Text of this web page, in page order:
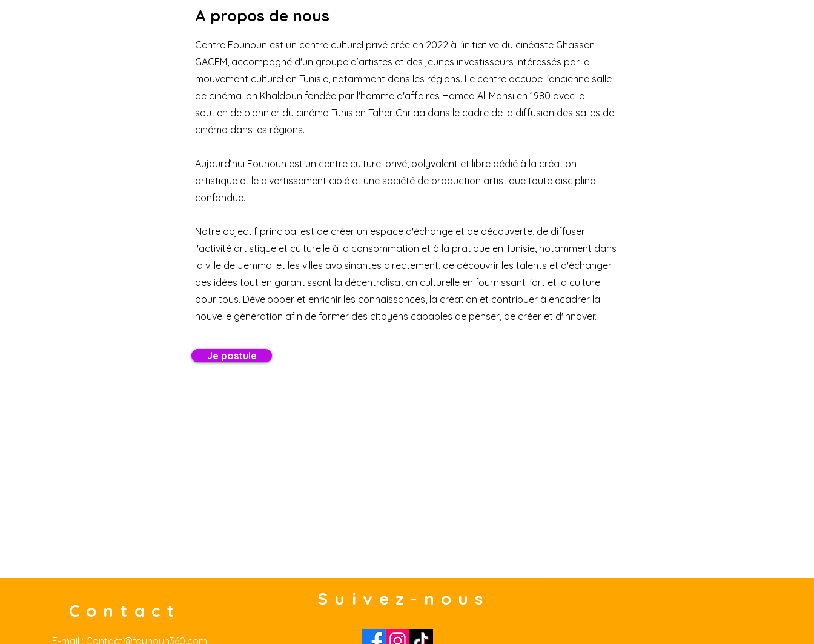
A propos de nous
Centre Founoun est un centre culturel privé crée en 2022 à l'initiative du cinéaste Ghassen
GACEM, accompagné d'un groupe d’artistes et des jeunes investisseurs intéressés par le
mouvement culturel en Tunisie, notamment dans les régions. Le centre occupe l'ancienne salle
de cinéma Ibn Khaldoun fondée par l'homme d'affaires Hamed Al-Mansi en 1980 avec le
soutien de pionnier du cinéma Tunisien Taher Chriaa dans le cadre de la diffusion des salles de
cinéma dans les régions.
Aujourd’hui Founoun est un centre culturel privé, polyvalent et libre dédié à la création
artistique et le divertissement ciblé et une société de production artistique toute discipline
confondue.
Notre objectif principal est de créer un espace d'échange et de découverte, de diffuser
l'activité artistique et culturelle à la consommation et à la pratique en Tunisie, notamment dans
la ville de Jemmal et les villes avoisinantes directement, de découvrir les talents et d'échanger
des idées tout en garantissant la décentralisation culturelle en fournissant l'art et la culture
pour tous. Développer et enrichir les connaissances, la création et contribuer à encadrer la
nouvelle génération afin de former des citoyens capables de penser, de créer et d'innover.
Je postule
Contact
E-mail : Contact@founoun360.com
Suivez-nous